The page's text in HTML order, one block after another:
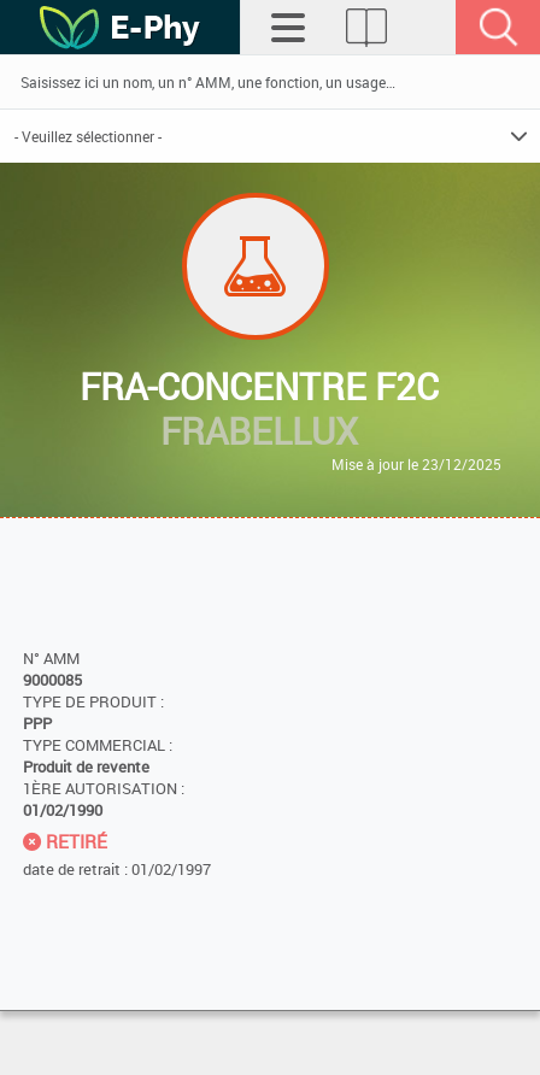
FRA-CONCENTRE F2C
FRABELLUX
Mise à jour le 23/12/2025
N° AMM
9000085
TYPE DE PRODUIT :
PPP
TYPE COMMERCIAL :
Produit de revente
1ÈRE AUTORISATION :
01/02/1990
RETIRÉ
date de retrait : 01/02/1997